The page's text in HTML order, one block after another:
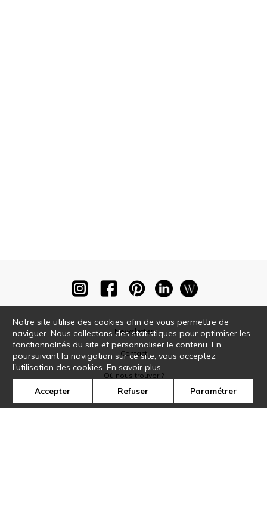
Newsletter
Contact
Où nous trouver ?
Notre site utilise des cookies afin de vous permettre de
naviguer. Nous collectons des statistiques pour optimiser les
fonctionnalités du site et personnaliser le contenu. En
poursuivant la navigation sur ce site, vous acceptez
l'utilisation des cookies.En savoir plus
Accepter Refuser Paramétrer